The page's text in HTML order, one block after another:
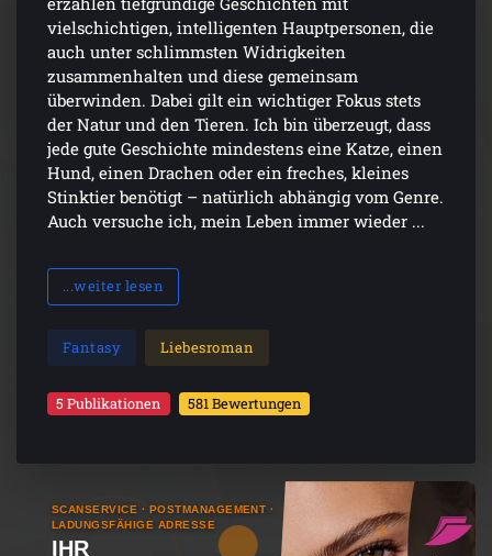
vielschichtigen, intelligenten Hauptpersonen, die
auch unter schlimmsten Widrigkeiten
zusammenhalten und diese gemeinsam
überwinden. Dabei gilt ein wichtiger Fokus stets
der Natur und den Tieren. Ich bin überzeugt, dass
jede gute Geschichte mindestens eine Katze, einen
Hund, einen Drachen oder ein freches, kleines
Stinktier benötigt – natürlich abhängig vom Genre.
Auch versuche ich, mein Leben immer wieder ...
...weiter lesen
Fantasy Liebesroman
5 Publikationen 581 Bewertungen
SCANSERVICE · POSTMANAGEMENT ·
LADUNGSFÄHIGE ADRESSE
IHR